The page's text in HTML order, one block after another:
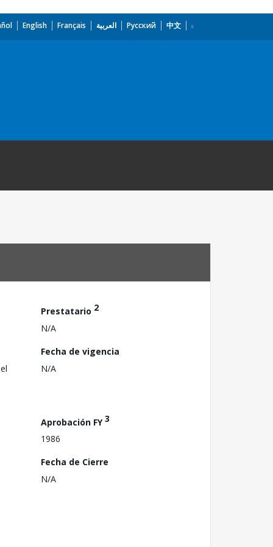
English Français العربية Русский 中文
Prestatario 2
N/A
Fecha de vigencia
N/A
Aprobación FY3
1986
Fecha de Cierre
N/A